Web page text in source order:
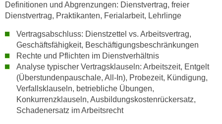
Definitionen und Abgrenzungen: Dienstvertrag, freier
Dienstvertrag, Praktikanten, Ferialarbeit, Lehrlinge
Vertragsabschluss: Dienstzettel vs. Arbeitsvertrag,
Geschäftsfähigkeit, Beschäftigungsbeschränkungen
Rechte und Pflichten im Dienstverhältnis
Analyse typischer Vertragsklauseln: Arbeitszeit, Entgelt
(Überstundenpauschale, All-In), Probezeit, Kündigung,
Verfallsklauseln, betriebliche Übungen,
Konkurrenzklauseln, Ausbildungskostenrückersatz,
Schadenersatz im Arbeitsrecht
z
p
i
e